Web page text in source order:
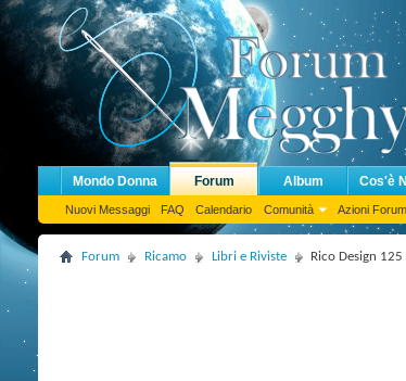
Mondo Donna Forum
Nuovi Messaggi FAQ Calendario Comunità Azioni Forum
Album Cos'è
Forum Ricamo Libri e Riviste Rico Design